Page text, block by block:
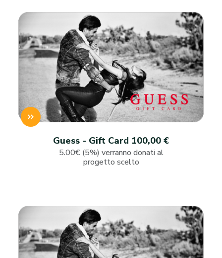
Guess - Gift Card 100,00 €
5.00€ (5%) verranno donati al
progetto scelto